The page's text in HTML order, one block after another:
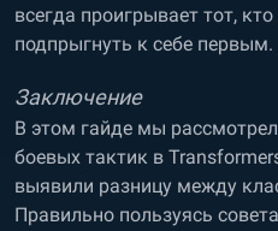
всегда проигрывает тот,
подпрыгнуть к себе первым.
Заключение
В этом гайде мы
боевых тактик в
выявили разницу между
Правильно пользуясь